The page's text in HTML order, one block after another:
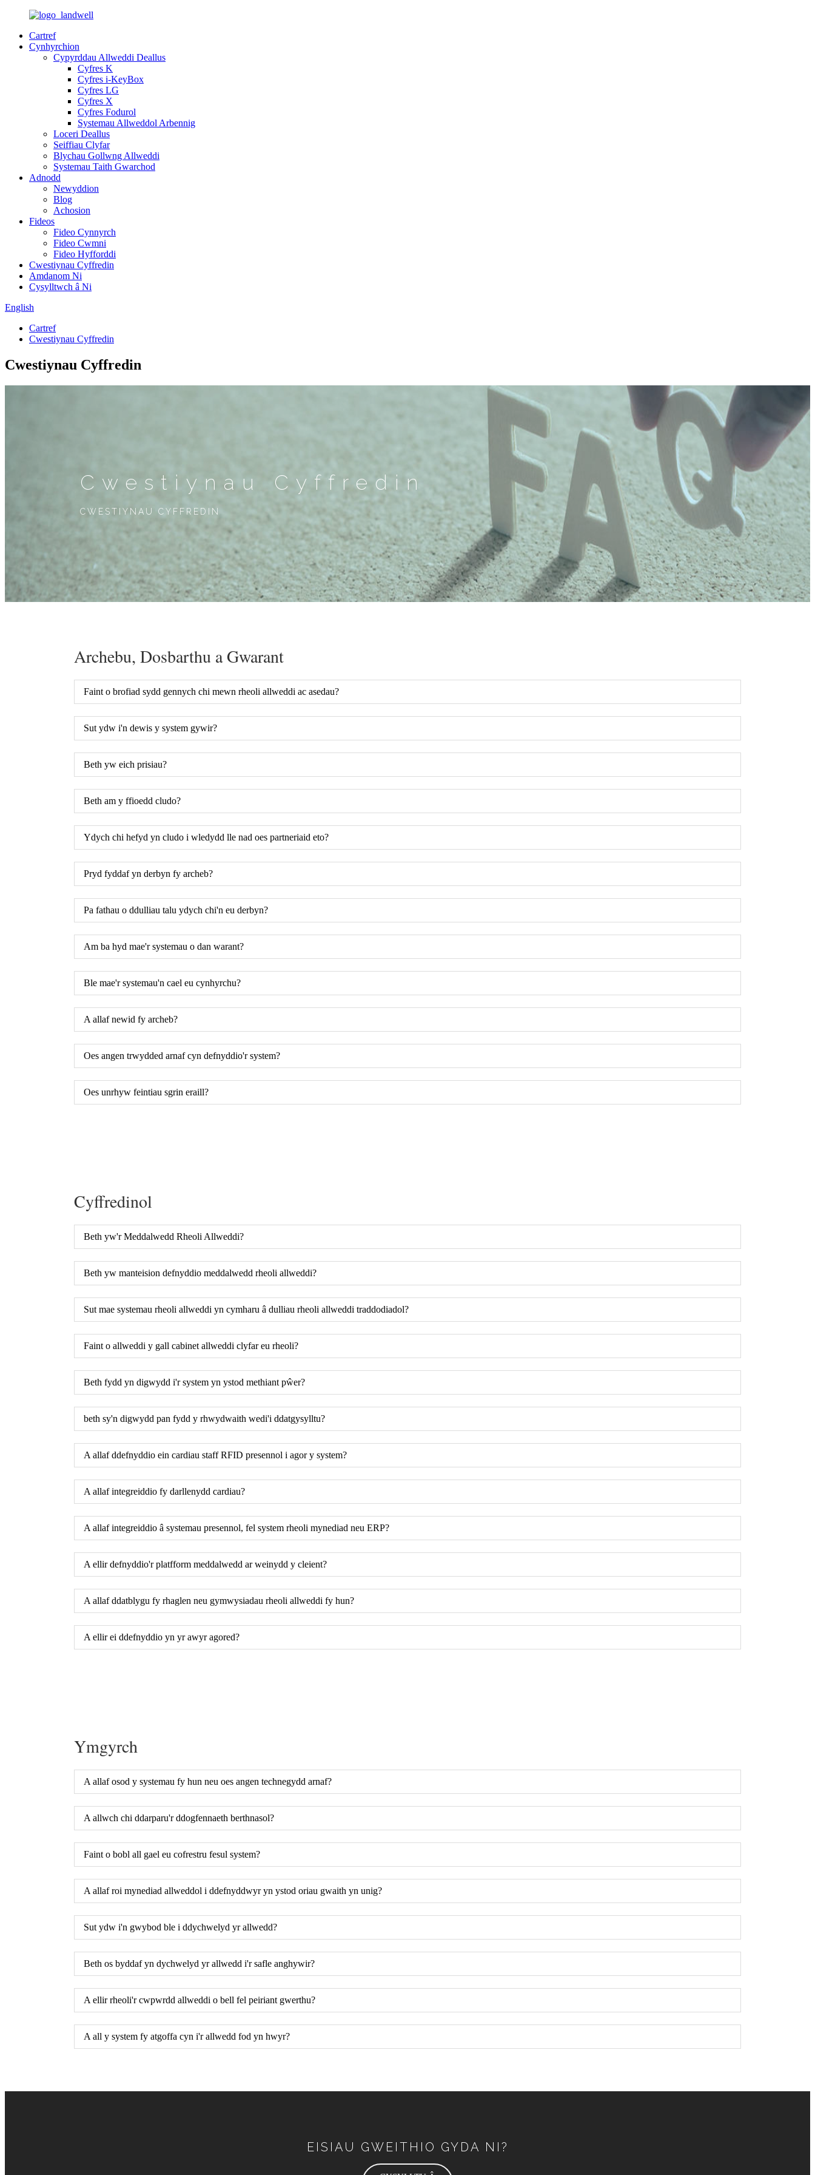
Cartref
Cynhyrchion
Cypyrddau Allweddi Deallus
Cyfres K
Cyfres i-KeyBox
Cyfres LG
Cyfres X
Cyfres Fodurol
Systemau Allweddol Arbennig
Loceri Deallus
Seiffiau Clyfar
Blychau Gollwng Allweddi
Systemau Taith Gwarchod
Adnodd
Newyddion
Blog
Achosion
Fideos
Fideo Cynnyrch
Fideo Cwmni
Fideo Hyfforddi
Cwestiynau Cyffredin
Amdanom Ni
Cysylltwch â Ni
English
Cartref
Cwestiynau Cyffredin
Cwestiynau Cyffredin
Cwestiynau Cyffredin
CWESTIYNAU CYFFREDIN
Archebu, Dosbarthu a Gwarant
Faint o brofiad sydd gennych chi mewn rheoli allweddi ac asedau?
Sut ydw i'n dewis y system gywir?
Beth yw eich prisiau?
Beth am y ffioedd cludo?
Ydych chi hefyd yn cludo i wledydd lle nad oes partneriaid eto?
Pryd fyddaf yn derbyn fy archeb?
Pa fathau o ddulliau talu ydych chi'n eu derbyn?
Am ba hyd mae'r systemau o dan warant?
Ble mae'r systemau'n cael eu cynhyrchu?
A allaf newid fy archeb?
Oes angen trwydded arnaf cyn defnyddio'r system?
Oes unrhyw feintiau sgrin eraill?
Cyffredinol
Beth yw'r Meddalwedd Rheoli Allweddi?
Beth yw manteision defnyddio meddalwedd rheoli allweddi?
Sut mae systemau rheoli allweddi yn cymharu â dulliau rheoli allweddi traddodiadol?
Faint o allweddi y gall cabinet allweddi clyfar eu rheoli?
Beth fydd yn digwydd i'r system yn ystod methiant pŵer?
beth sy'n digwydd pan fydd y rhwydwaith wedi'i ddatgysylltu?
A allaf ddefnyddio ein cardiau staff RFID presennol i agor y system?
A allaf integreiddio fy darllenydd cardiau?
A allaf integreiddio â systemau presennol, fel system rheoli mynediad neu ERP?
A ellir defnyddio'r platfform meddalwedd ar weinydd y cleient?
A allaf ddatblygu fy rhaglen neu gymwysiadau rheoli allweddi fy hun?
A ellir ei ddefnyddio yn yr awyr agored?
Ymgyrch
A allaf osod y systemau fy hun neu oes angen technegydd arnaf?
A allwch chi ddarparu'r ddogfennaeth berthnasol?
Faint o bobl all gael eu cofrestru fesul system?
A allaf roi mynediad allweddol i ddefnyddwyr yn ystod oriau gwaith yn unig?
Sut ydw i'n gwybod ble i ddychwelyd yr allwedd?
Beth os byddaf yn dychwelyd yr allwedd i'r safle anghywir?
A ellir rheoli'r cwpwrdd allweddi o bell fel peiriant gwerthu?
A all y system fy atgoffa cyn i'r allwedd fod yn hwyr?
EISIAU GWEITHIO GYDA NI?